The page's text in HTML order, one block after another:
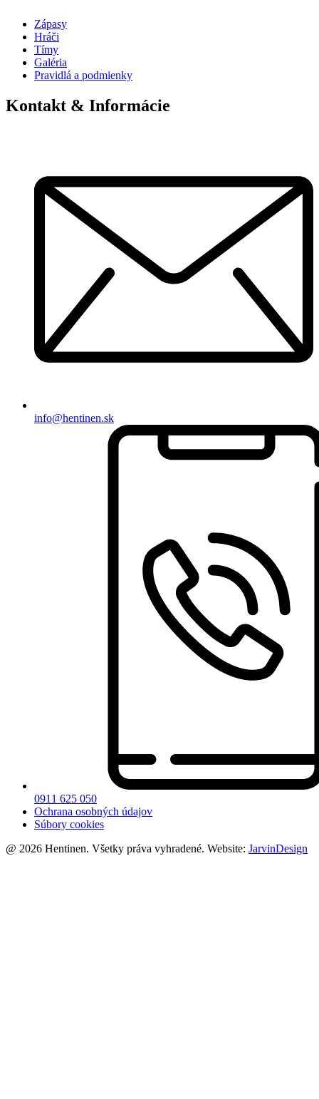
Zápasy
Hráči
Tímy
Galéria
Pravidlá a podmienky
Kontakt & Informácie
info@hentinen.sk
0911 625 050
Ochrana osobných údajov
Súbory cookies
@ 2026 Hentinen. Všetky práva vyhradené. Website: JarvinDesign